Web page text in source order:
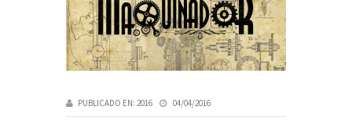
PUBLICADO EN: 2016 04/04/2016